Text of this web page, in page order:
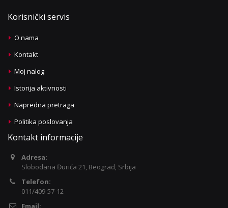
Korisnički servis
O nama
Kontakt
Moj nalog
Istorija aktivnosti
Napredna pretraga
Politika poslovanja
Kontakt informacije
Adresa:
Slobodana Đurića 21, Beograd, Srbija
Telefon:
011/409-57-12
Email: